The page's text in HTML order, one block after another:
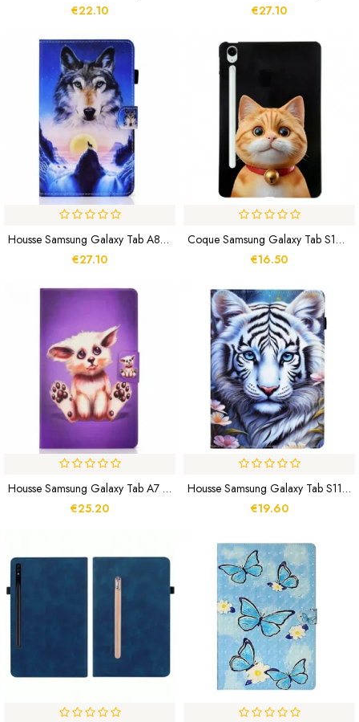
€22.10
€27.10
Housse Samsung Galaxy Tab A8 (2021) Loup Des Montagnes
€27.10
Coque Samsung Galaxy Tab S10 FE Plus Chat
€16.50
Housse Samsung Galaxy Tab A7 (2020) Drôle De Chat
€25.20
Housse Samsung Galaxy Tab S11 Tigre
€19.60